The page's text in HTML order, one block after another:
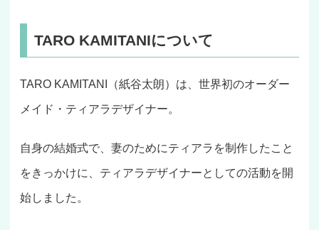
TARO KAMITANIについて
TARO KAMITANI（紙谷太朗）は、世界初のオーダー
メイド・ティアラデザイナー。
自身の結婚式で、妻のためにティアラを制作したこと
をきっかけに、ティアラデザイナーとしての活動を開
始しました。